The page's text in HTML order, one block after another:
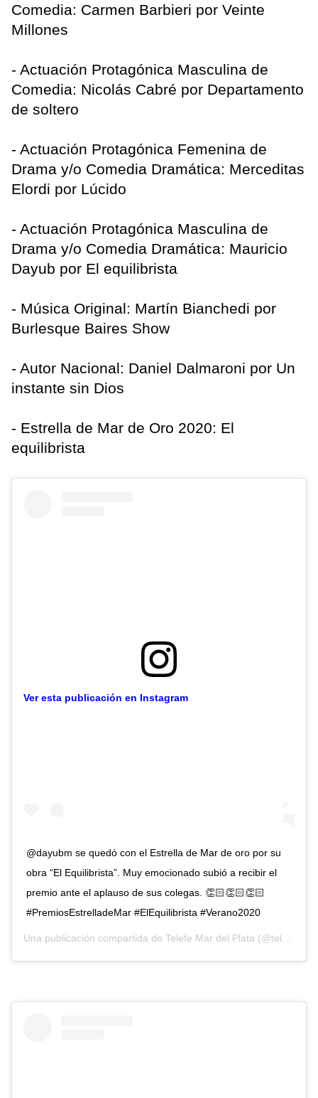
Comedia: Carmen Barbieri por Veinte
Millones
- Actuación Protagónica Masculina de
Comedia: Nicolás Cabré por Departamento
de soltero
- Actuación Protagónica Femenina de
Drama y/o Comedia Dramática: Merceditas
Elordi por Lúcido
- Actuación Protagónica Masculina de
Drama y/o Comedia Dramática: Mauricio
Dayub por El equilibrista
- Música Original: Martín Bianchedi por
Burlesque Baires Show
- Autor Nacional: Daniel Dalmaroni por Un
instante sin Dios
- Estrella de Mar de Oro 2020: El
equilibrista
Ver esta publicación en Instagram
@dayubm se quedó con el Estrella de Mar de oro por su
obra “El Equilibrista”. Muy emocionado subió a recibir el
premio ante el aplauso de sus colegas. 👏🏻👏🏻👏🏻
#PremiosEstrelladeMar #ElEquilibrista #Verano2020
Una publicación compartida de Telefe Mar del Plata (@telefemardelplata) el